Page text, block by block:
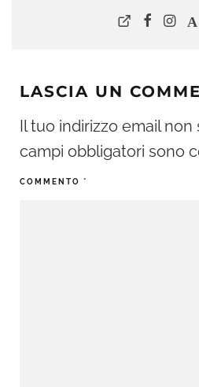
LASCIA UN
Il tuo indirizzo email non
campi obbligatori sono
COMMENTO *